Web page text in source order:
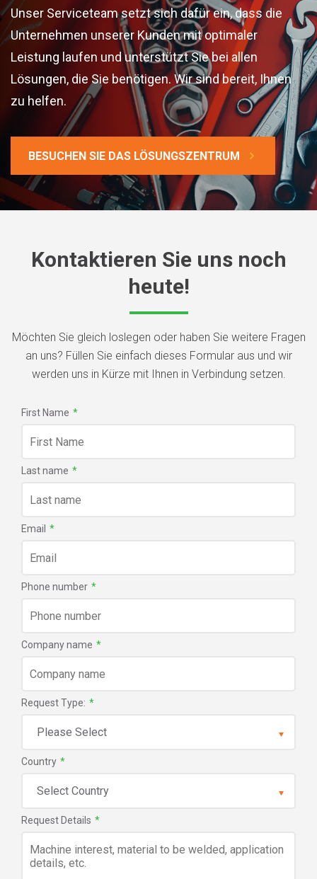
Unser Serviceteam setzt sich dafür ein, dass die
Unternehmen unserer Kunden mit optimaler
Leistung laufen und unterstützt Sie bei allen
Lösungen, die Sie benötigen. Wir sind bereit, Ihnen
zu helfen.
BESUCHEN SIE DAS LÖSUNGSZENTRUM
Kontaktieren Sie uns noch
heute!
Möchten Sie gleich loslegen oder haben Sie weitere Fragen
an uns? Füllen Sie einfach dieses Formular aus und wir
werden uns in Kürze mit Ihnen in Verbindung setzen.
First Name *
Last name *
Email *
Phone number *
Company name *
Request Type: *
Country *
Request Details *